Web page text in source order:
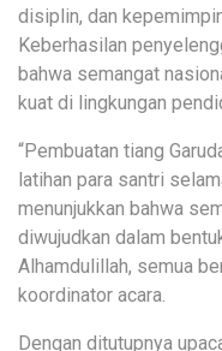
disiplin, dan
Keberhasilan
bahwa semangat
kuat di lingkungan
“Pembuatan tiang
latihan para santri
menunjukkan bahwa
diwujudkan dalam
Alhamdulillah, semua
koordinator acara.
Dengan ditutupnya